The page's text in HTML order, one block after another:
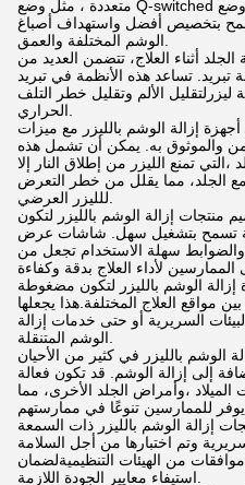
متعددة ، مثل وضع Q-switched أو وضع picosecond. توفر هذه الأوضاع
بتخصيص أفضل واستهداف أصباغ
الجلد أثناء العلاج، تتضمن العديد من
تبريد. تساعد هذه الأنظمة في تبريد
ليزرلتقليل الألم وتقليل خطر التلف
أجهزة إزالة الوشم بالليزر مع ميزات
والموثوق به. يمكن أن تشمل هذه
تمنع الليزر من إطلاق النار إلا
الجلد، مما يقلل من خطر التعرض
منتجات إزالة الوشم بالليزر لتكون
تسمح بتشغيل سهل. شاشات عرض
سهلة الاستخدام تجعل من
الوشم بالليزر لتكون مضغوطة
مواقع العلاج المختلفة.هذا يجعلها
السريرية أو حتى خدمات إزالة
الوشم بالليزر في كثير من الأحيان
إلى إزالة الوشم. قد تكون فعالة
،وأمراض الجلد الأخرى، مما
إزالة الوشم بالليزر ذات السمعة
وتم اختبارها من أجل السلامة
من الهيئات التنظيميةلضمان